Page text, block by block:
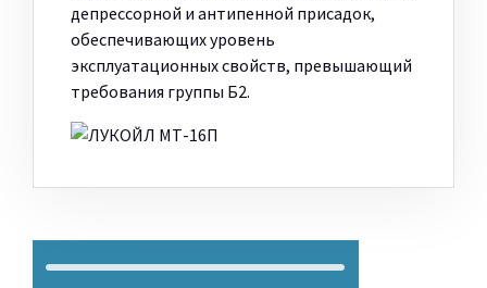
депрессорной и антипенной присадок,
обеспечивающих уровень
эксплуатационных свойств, превышающий
требования группы Б2.